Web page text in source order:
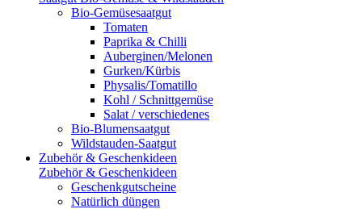
Bio-Gemüsesaatgut
Tomaten
Paprika & Chilli
Auberginen/Melonen
Gurken/Kürbis
Physalis/Tomatillo
Kohl / Schnittgemüse
Salat / verschiedenes
Bio-Blumensaatgut
Wildstauden-Saatgut
Zubehör & Geschenkideen
Zubehör & Geschenkideen
Geschenkgutscheine
Natürlich düngen